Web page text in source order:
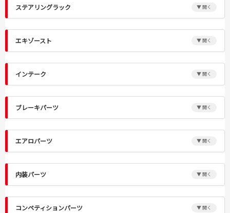
ステアリングラック
エキゾースト
インテーク
ブレーキパーツ
エアロパーツ
内装パーツ
コンペティションパーツ